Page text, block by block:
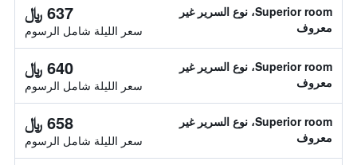
Superior room، نوع السرير غير
معروف
637 ﷼
سعر الليلة شامل الرسوم
Superior room، نوع السرير غير
معروف
640 ﷼
سعر الليلة شامل الرسوم
Superior room، نوع السرير غير
معروف
658 ﷼
سعر الليلة شامل الرسوم